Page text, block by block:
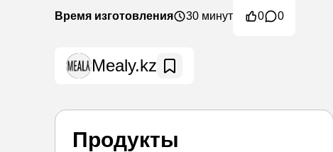
0 0
Время изготовления 30 минут
Mealy.kz
Продукты